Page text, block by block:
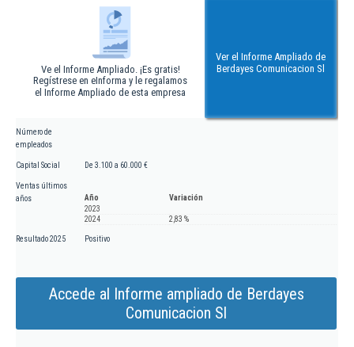
Ve el Informe Ampliado. ¡Es gratis!
Regístrese en eInforma y le regalamos
el Informe Ampliado de esta empresa
Ver el Informe Ampliado de
Berdayes Comunicacion Sl
Número de
empleados
Capital Social De 3.100 a 60.000 €
Ventas últimos
años
Año
Variación
2023
2024
2,83 %
Resultado 2025 Positivo
Accede al Informe ampliado de Berdayes
Comunicacion Sl